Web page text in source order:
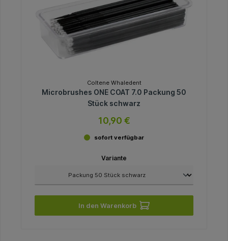
Coltene Whaledent
Microbrushes ONE COAT 7.0 Packung 50
Stück schwarz
10,90 €
sofort verfügbar
Variante
In den Warenkorb